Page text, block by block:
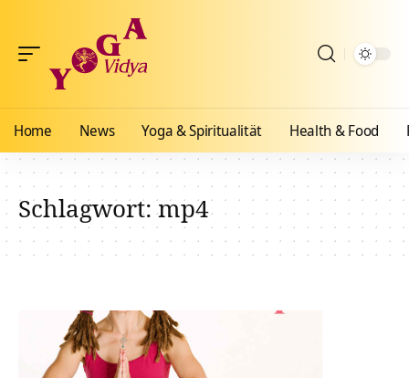
Home News Yoga & Spiritualität Health & Food
Schlagwort:mp4